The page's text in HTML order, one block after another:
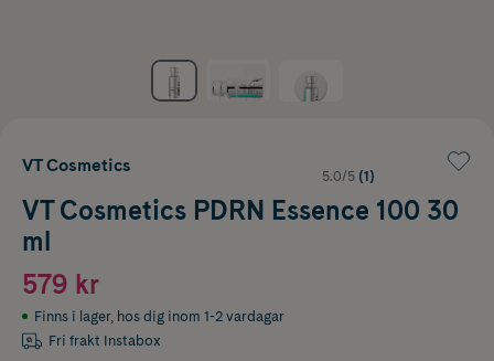
VT Cosmetics
5.0/5 (1)
VT Cosmetics PDRN Essence 100 30
ml
579 kr
Finns i lager, hos dig inom 1-2 vardagar
Fri frakt Instabox